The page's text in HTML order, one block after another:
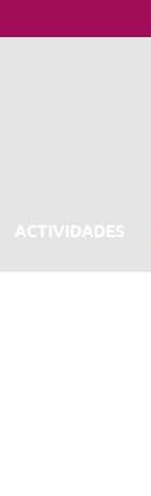
ACTIVIDADES